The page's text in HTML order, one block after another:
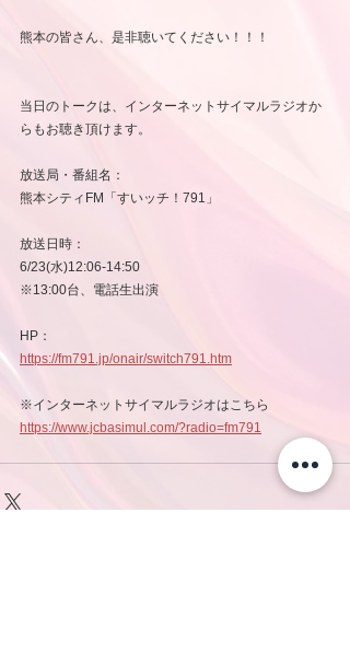
熊本の皆さん、是非聴いてください！！！
当日のトークは、インターネットサイマルラジオか
らもお聴き頂けます。
放送局・番組名：
熊本シティFM「すいッチ！791」
放送日時：
6/23(水)12:06-14:50
※13:00台、電話生出演
HP：
https://fm791.jp/onair/switch791.htm
※インターネットサイマルラジオはこちら
https://www.jcbasimul.com/?radio=fm791